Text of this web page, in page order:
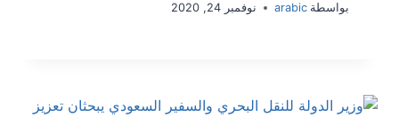
بواسطة arabic نوفمبر 24, 2020